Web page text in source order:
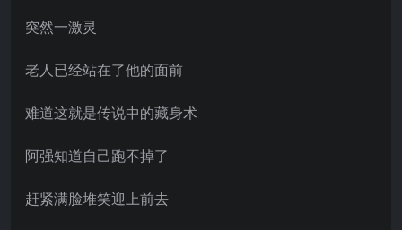
突然一激灵
老人已经站在了他的面前
难道这就是传说中的藏身术
阿强知道自己跑不掉了
赶紧满脸堆笑迎上前去